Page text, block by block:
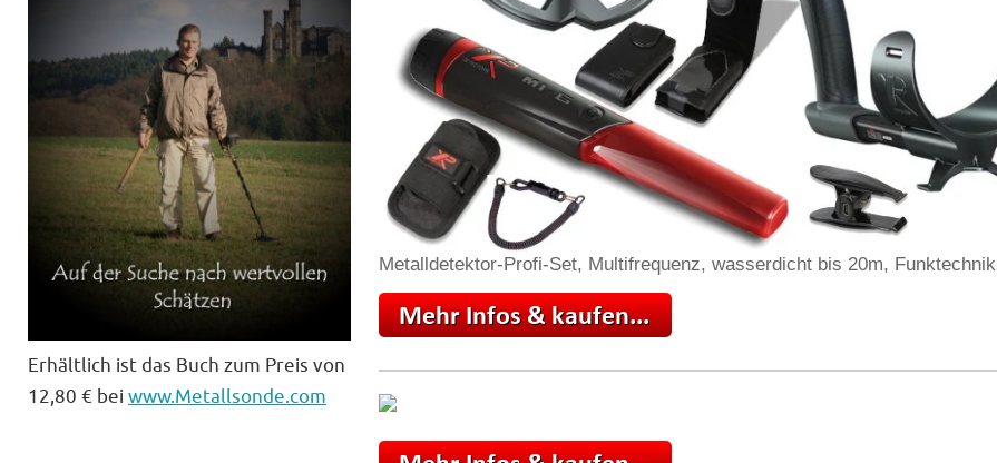
Metalldetektor-Profi-Set, Multifrequenz, wasserdicht bis 20m, Funktechnik
Erhältlich ist das Buch zum Preis von
12,80 € bei www.Metallsonde.com